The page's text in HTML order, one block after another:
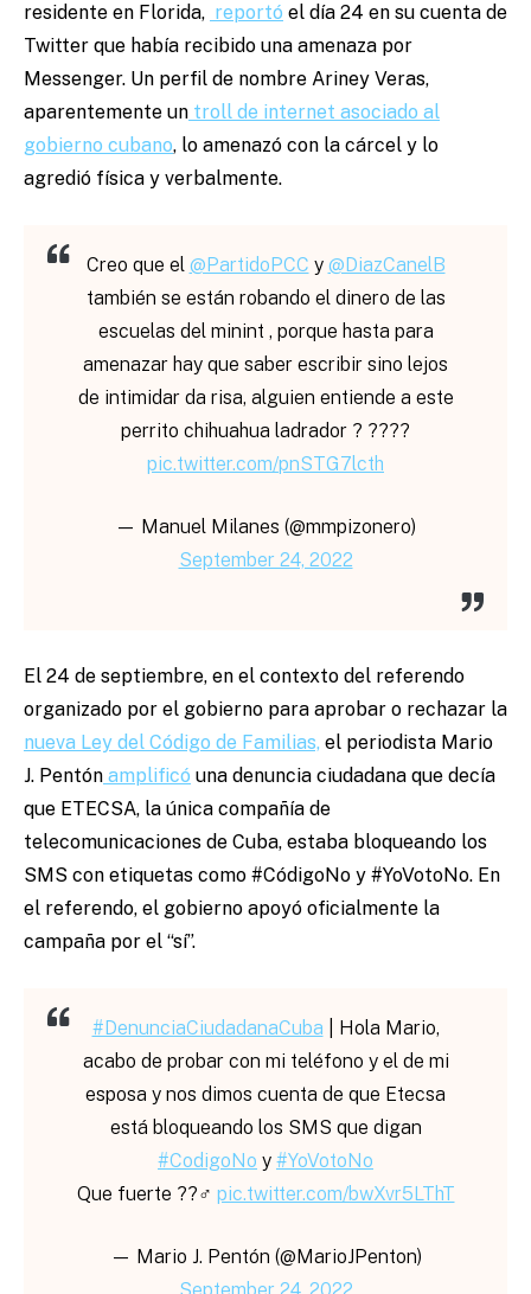
residente en Florida, reportó el día 24 en su cuenta de
Twitter que había recibido una amenaza por
Messenger. Un perfil de nombre Ariney Veras,
aparentemente un troll de internet asociado al
gobierno cubano, lo amenazó con la cárcel y lo
agredió física y verbalmente.
Creo que el @PartidoPCC y @DiazCanelB
también se están robando el dinero de las
escuelas del minint , porque hasta para
amenazar hay que saber escribir sino lejos
de intimidar da risa, alguien entiende a este
perrito chihuahua ladrador ? ????
pic.twitter.com/pnSTG7lcth
— Manuel Milanes (@mmpizonero)
September 24, 2022
El 24 de septiembre, en el contexto del referendo
organizado por el gobierno para aprobar o rechazar la
nueva Ley del Código de Familias, el periodista Mario
J. Pentón amplificó una denuncia ciudadana que decía
que ETECSA, la única compañía de
telecomunicaciones de Cuba, estaba bloqueando los
SMS con etiquetas como #CódigoNo y #YoVotoNo. En
el referendo, el gobierno apoyó oficialmente la
campaña por el “sí”.
#DenunciaCiudadanaCuba | Hola Mario,
acabo de probar con mi teléfono y el de mi
esposa y nos dimos cuenta de que Etecsa
está bloqueando los SMS que digan
#CodigoNo y #YoVotoNo
Que fuerte ??‍♂️ pic.twitter.com/bwXvr5LThT
— Mario J. Pentón (@MarioJPenton)